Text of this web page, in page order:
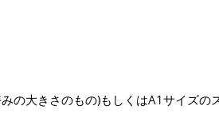
の大きさのもの)もしくはA1サイズの